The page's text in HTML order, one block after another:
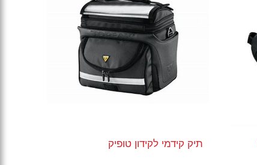
תיק קידמי לקידון טופיק